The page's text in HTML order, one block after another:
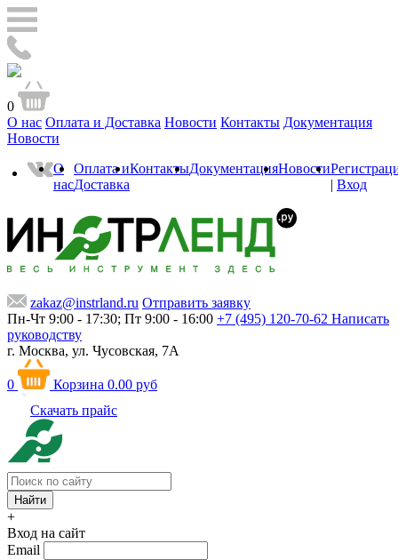
0
О нас Оплата и Доставка Новости Контакты Документация
Новости
О
нас
Оплата и
Доставка
КонтактыДокументацияНовости
| Вход
zakaz@instrland.ru Отправить заявку
Пн-Чт 9:00 - 17:30; Пт 9:00 - 16:00 +7 (495) 120-70-62 Написать
руководству
г. Москва, ул. Чусовская, 7А
0 Корзина 0.00 руб
Скачать прайс
+
Вход на сайт
Email